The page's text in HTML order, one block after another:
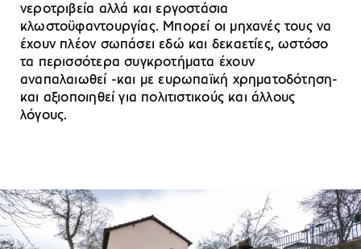
νεροτριβεία αλλά και εργοστάσια
κλωστοϋφαντουργίας. Μπορεί οι μηχανές τους να
έχουν πλέον σωπάσει εδώ και δεκαετίες, ωστόσο
τα περισσότερα συγκροτήματα έχουν
αναπαλαιωθεί -και με ευρωπαϊκή χρηματοδότηση-
και αξιοποιηθεί για πολιτιστικούς και άλλους
λόγους.